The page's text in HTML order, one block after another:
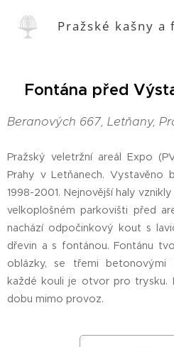
Pražské kašny a
Fontána před
Beranových 667, Letňany,
Pražský veletržní areál Expo
Prahy v Letňanech. Vystavěno
1998-2001. Nejnovější haly
velkoplošném parkovišti před
nachází odpočinkový kout s
dřevin a s fontánou. Fontánu
oblázky, se třemi betonovými
každé kouli je otvor pro trysku.
dobu mimo provoz.